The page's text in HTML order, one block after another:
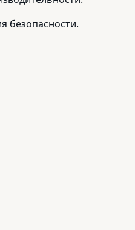
безопасности.